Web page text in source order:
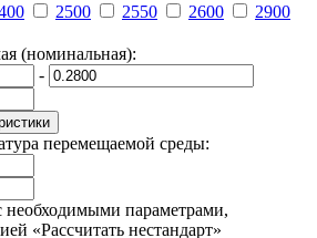
2500 2550 2600
2900
(номинальная):
-
перемещаемой среды:
необходимыми параметрами,
«Рассчитать нестандарт»